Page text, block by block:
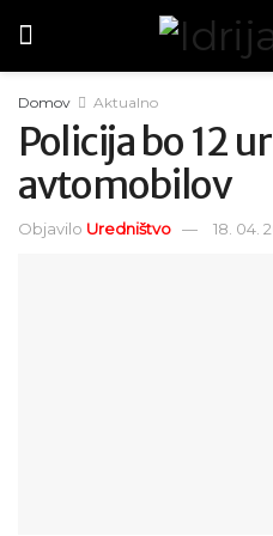
Domov Aktualno
Policija bo 12
avtomobilov
Objavilo Uredništvo 18. 04.